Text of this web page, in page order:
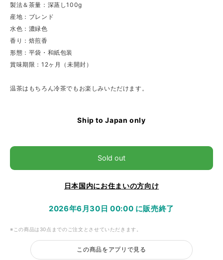
製法＆茶量：深蒸し100g
産地：ブレンド
水色：濃緑色
香り：焙煎香
形態：平袋・和紙包装
賞味期限：12ヶ月（未開封）
温茶はもちろん冷茶でもお楽しみいただけます。
Ship to Japan only
Sold out
日本国内にお住まいの方向け
2026年6月30日 00:00 に販売終了
※この商品は30点までのご注文とさせていただきます。
この商品をアプリで見る